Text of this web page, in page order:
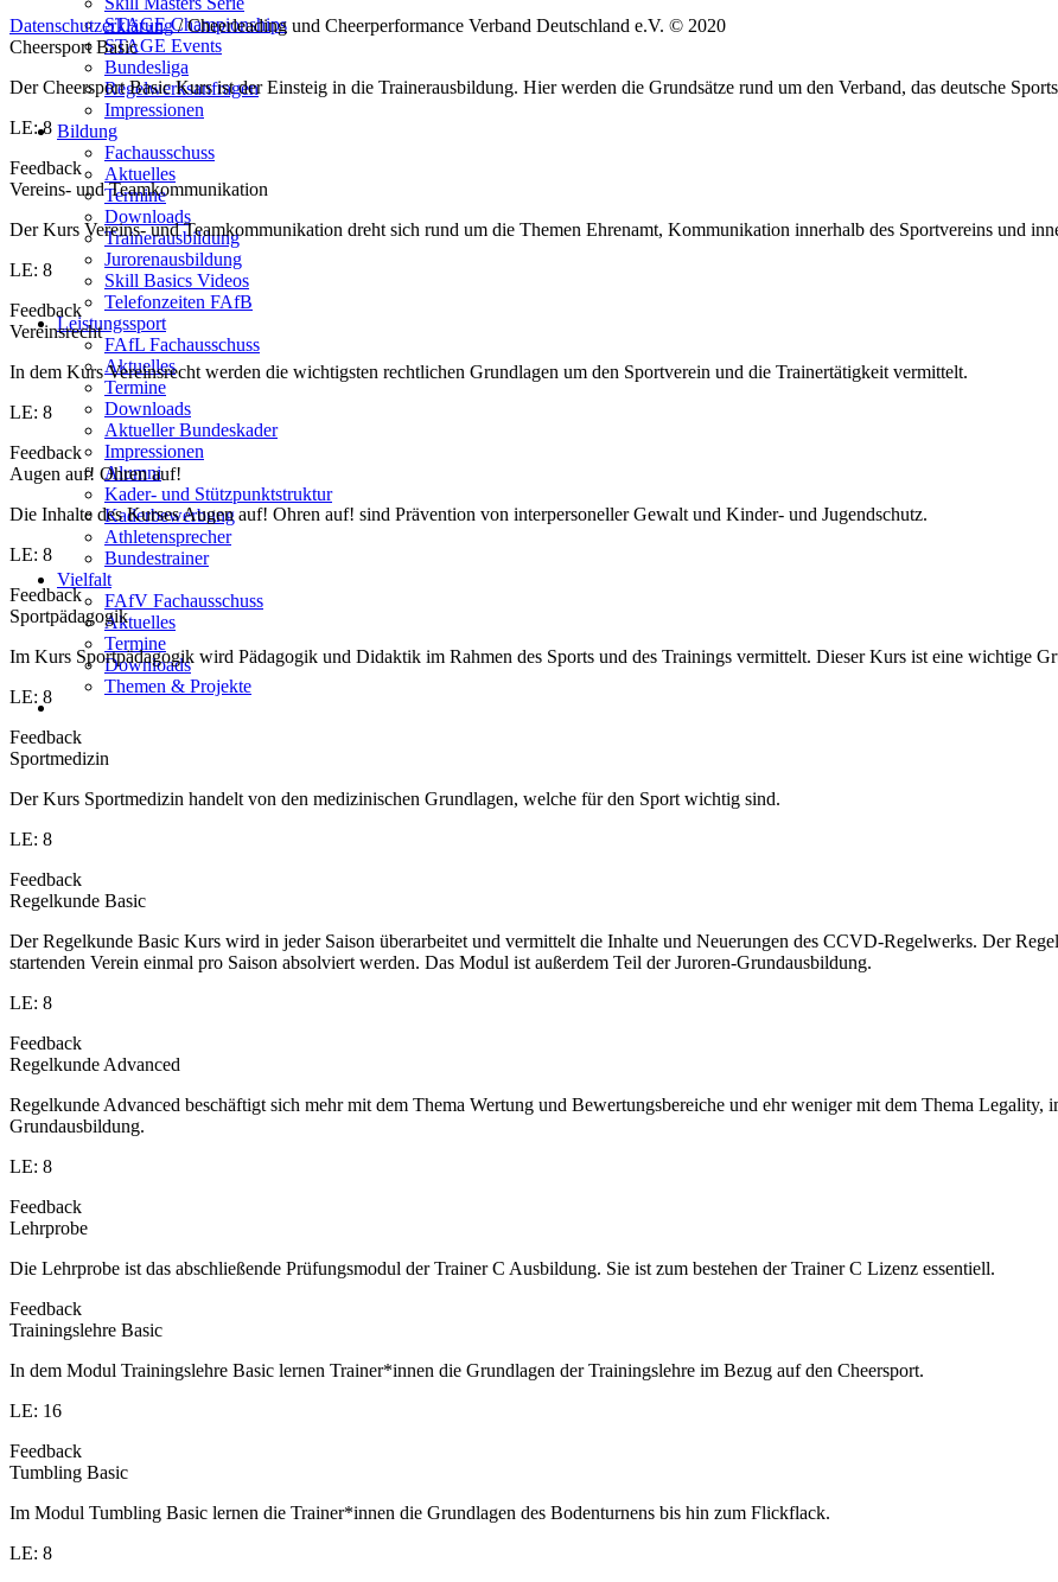
STAGE Championships
STAGE Events
Bundesliga
Regelwerksanfragen
Impressionen
Bildung
Fachausschuss
Aktuelles
Termine
Downloads
Trainerausbildung
Jurorenausbildung
Skill Basics Videos
Telefonzeiten FAfB
Leistungssport
FAfL Fachausschuss
Aktuelles
Termine
Downloads
Aktueller Bundeskader
Impressionen
Alumni
Kader- und Stützpunktstruktur
Kaderbewerbung
Athletensprecher
Bundestrainer
Vielfalt
FAfV Fachausschuss
Aktuelles
Termine
Downloads
Themen & Projekte
Datenschutzerklärung/ Cheerleading und Cheerperformance Verband Deutschland e.V. © 2020
Cheersport Basic
Der Cheersport Basic Kurs ist der Einsteig in die Trainerausbildung. Hier werden die Grundsätze rund um den Verband, das deutsche
LE: 8
Feedback
Vereins- und Teamkommunikation
Der Kurs Vereins- und Teamkommunikation dreht sich rund um die Themen Ehrenamt, Kommunikation innerhalb des Sportvereins und
LE: 8
Feedback
Vereinsrecht
In dem Kurs Vereinsrecht werden die wichtigsten rechtlichen Grundlagen um den Sportverein und die Trainertätigkeit vermittelt.
LE: 8
Feedback
Augen auf! Ohren auf!
Die Inhalte des Kurses Augen auf! Ohren auf! sind Prävention von interpersoneller Gewalt und Kinder- und Jugendschutz.
LE: 8
Feedback
Sportpädagogik
Im Kurs Sportpädagogik wird Pädagogik und Didaktik im Rahmen des Sports und des Trainings vermittelt. Dieser Kurs ist eine wichtige
LE: 8
Feedback
Sportmedizin
Der Kurs Sportmedizin handelt von den medizinischen Grundlagen, welche für den Sport wichtig sind.
LE: 8
Feedback
Regelkunde Basic
Der Regelkunde Basic Kurs wird in jeder Saison überarbeitet und vermittelt die Inhalte und Neuerungen des CCVD-Regelwerks. Der
startenden Verein einmal pro Saison absolviert werden. Das Modul ist außerdem Teil der Juroren-Grundausbildung.
LE: 8
Feedback
Regelkunde Advanced
Regelkunde Advanced beschäftigt sich mehr mit dem Thema Wertung und Bewertungsbereiche und ehr weniger mit dem Thema
Grundausbildung.
LE: 8
Feedback
Lehrprobe
Die Lehrprobe ist das abschließende Prüfungsmodul der Trainer C Ausbildung. Sie ist zum bestehen der Trainer C Lizenz essentiell.
Feedback
Trainingslehre Basic
In dem Modul Trainingslehre Basic lernen Trainer*innen die Grundlagen der Trainingslehre im Bezug auf den Cheersport.
LE: 16
Feedback
Tumbling Basic
Im Modul Tumbling Basic lernen die Trainer*innen die Grundlagen des Bodenturnens bis hin zum Flickflack.
LE: 8